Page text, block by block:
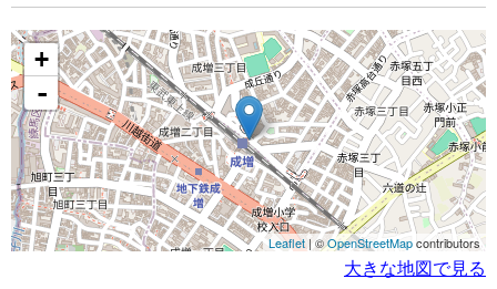
+
-
Leaflet | ©OpenStreetMapcontributors
大きな地図で見る